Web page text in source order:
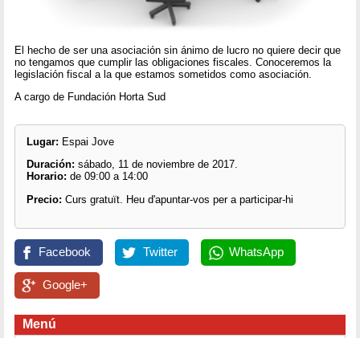
El hecho de ser una asociación sin ánimo de lucro no quiere decir que
no tengamos que cumplir las obligaciones fiscales. Conoceremos la
legislación fiscal a la que estamos sometidos como asociación.
A cargo de Fundación Horta Sud
Lugar: Espai Jove
Duración: sábado, 11 de noviembre de 2017.
Horario: de 09:00 a 14:00
Precio: Curs gratuït. Heu d'apuntar-vos per a participar-hi
Facebook Twitter WhatsApp
Google+
Menú